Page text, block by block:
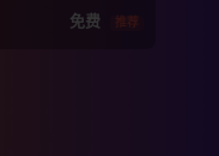
免费 推荐